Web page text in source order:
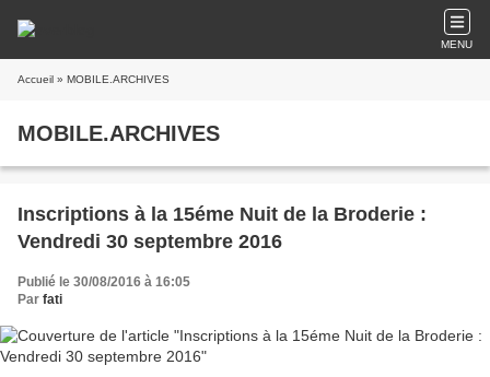
MENU
Accueil » MOBILE.ARCHIVES
MOBILE.ARCHIVES
Inscriptions à la 15éme Nuit de la Broderie :
Vendredi 30 septembre 2016
Publié le 30/08/2016 à 16:05
Par fati